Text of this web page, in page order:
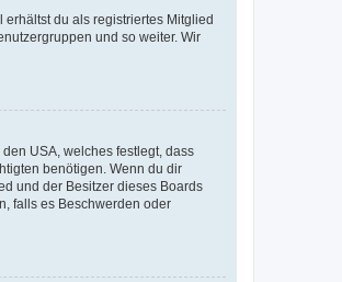
du als registriertes Mitglied
und so weiter. Wir
USA, welches festlegt, dass
benötigen. Wenn du dir
und der Besitzer dieses Boards
falls es Beschwerden oder